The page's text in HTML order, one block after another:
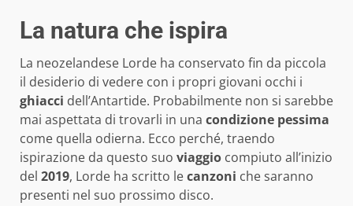
La natura che ispira
La neozelandese Lorde ha conservato fin da piccola
il desiderio di vedere con i propri giovani occhi i
ghiacci dell’Antartide. Probabilmente non si sarebbe
mai aspettata di trovarli in una condizione pessima
come quella odierna. Ecco perché, traendo
ispirazione da questo suo viaggio compiuto all’inizio
del 2019, Lorde ha scritto lecanzoni che saranno
presenti nel suo prossimo disco.